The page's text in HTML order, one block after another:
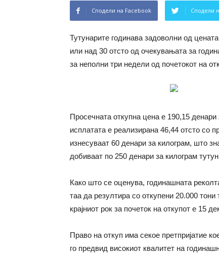
Сподели на Facebook Сподели
Тутунарите годинава задоволни од
или над 30 отсто од очекувањата за
за неполни три недели од почетокот на
Просечната откупна цена е 190,15
исплатата е реализирана 46,44 отсто со
изнесуваат 60 денари за килограм, што
добиваат по 250 денари за килограм
Како што се оценува, годинашната
таа да резултира со откупени 20.000 тони
крајниот рок за почеток на откупот е 15
Право на откуп има секое претпријатие
го предвид високиот квалитет на